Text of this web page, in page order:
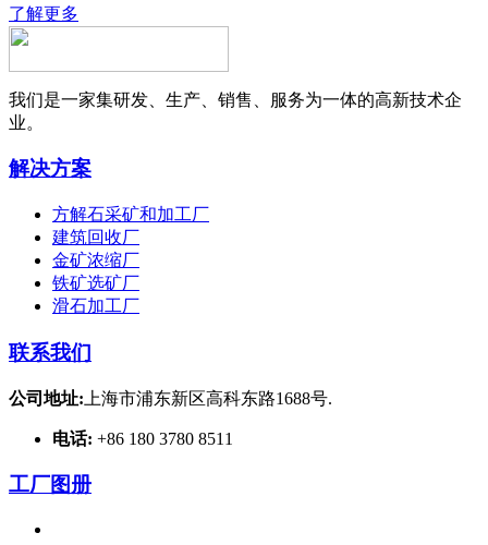
了解更多
我们是一家集研发、生产、销售、服务为一体的高新技术企
业。
解决方案
方解石采矿和加工厂
建筑回收厂
金矿浓缩厂
铁矿选矿厂
滑石加工厂
联系我们
公司地址: 上海市浦东新区高科东路1688号.
电话: +86 180 3780 8511
工厂图册